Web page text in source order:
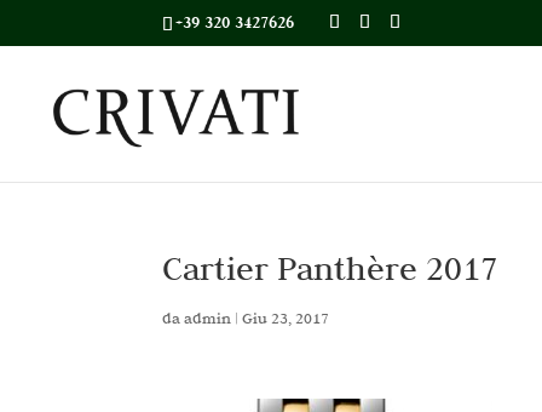
+39 320 3427626
Cartier Panthère 2017
daadmin |Giu 23, 2017